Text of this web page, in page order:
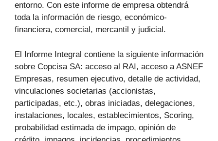
entorno. Con este informe de empresa obtendrá
toda la información de riesgo, económico-
financiera, comercial, mercantil y judicial.
El Informe Integral contiene la siguiente información
sobre Copcisa SA: acceso al RAI, acceso a ASNEF
Empresas, resumen ejecutivo, detalle de actividad,
vinculaciones societarias (accionistas,
participadas, etc.), obras iniciadas, delegaciones,
instalaciones, locales, establecimientos, Scoring,
probabilidad estimada de impago, opinión de